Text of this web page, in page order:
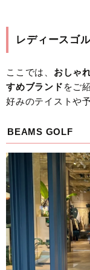
レディースゴ
ここでは、 おしゃ
すめブランド をご
好みのテイストや
BEAMS GOLF